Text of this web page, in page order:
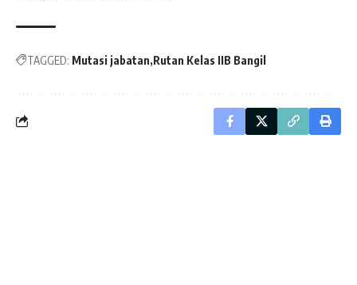
TAGGED: Mutasi jabatan Rutan Kelas IIB Bangil